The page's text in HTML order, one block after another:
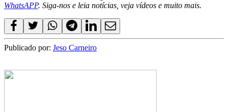
WhatsAPP. Siga-nos e leia notícias, veja vídeos e muito mais.
Publicado por: Jeso Carneiro